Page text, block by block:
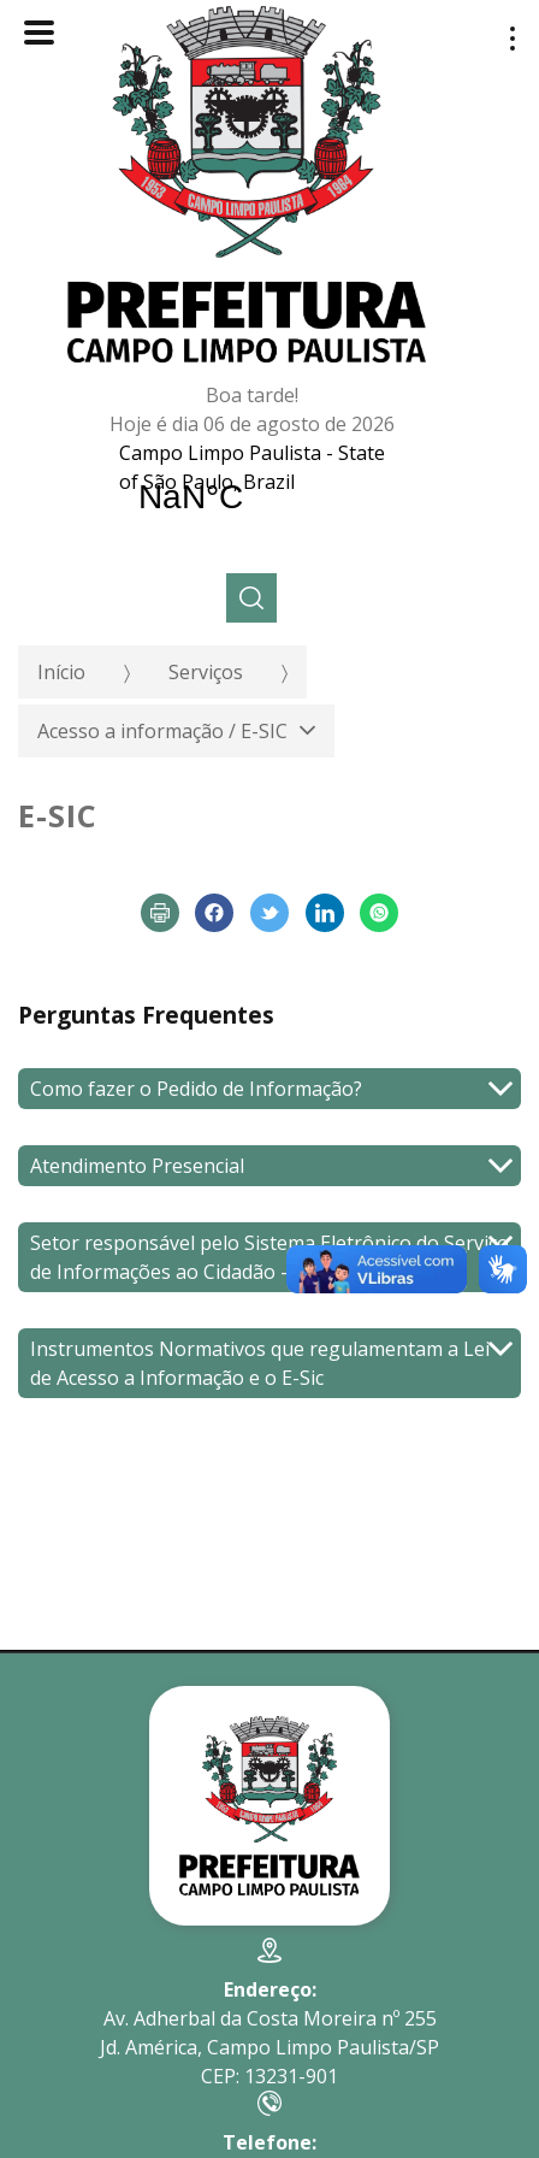
Boa tarde!
Hoje é dia 06 de agosto de 2026
Campo Limpo Paulista - State
of São Paulo, Brazil
Início Serviços
Acesso a informação / E-SIC
E-SIC
Perguntas Frequentes
Como fazer o Pedido de Informação?
Atendimento Presencial
Setor responsável pelo Sistema Eletrônico do Serviço
de Informações ao Cidadão - E-SIC
Instrumentos Normativos que regulamentam a Lei
de Acesso a Informação e o E-Sic
Endereço:
Av. Adherbal da Costa Moreira nº 255
Jd. América, Campo Limpo Paulista/SP
CEP: 13231-901
Telefone: